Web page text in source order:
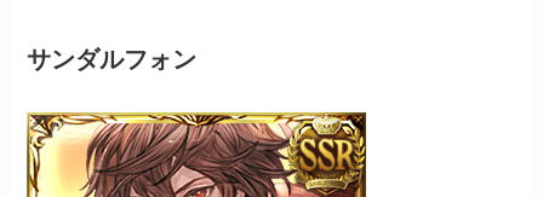
サンダルフォン